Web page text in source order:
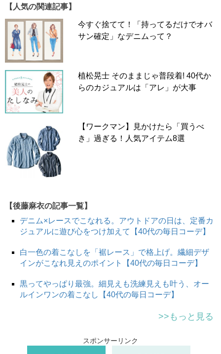
【人気の関連記事】
今すぐ捨てて！「持ってるだけでオバ
サン確定」なデニムって？
植松晃士 そのままじゃ普段着! 40代か
らのカジュアルは「アレ」が大事
【ワークマン】見かけたら「買うべ
き」過ぎる！人気アイテム8選
【後藤麻衣の記事一覧】
デニム×レースでこなれる。アウトドアの日は、定番カ
ジュアルに遊び心をつけ加えて【40代の毎日コーデ】
白一色の着こなしを「裾レース」で格上げ。繊細デザ
インがこなれ見えのポイント【40代の毎日コーデ】
黒ってやっぱり最強。細見えも洗練見えも叶う、オー
ルインワンの着こなし【40代の毎日コーデ】
>>もっと見る
スポンサーリンク